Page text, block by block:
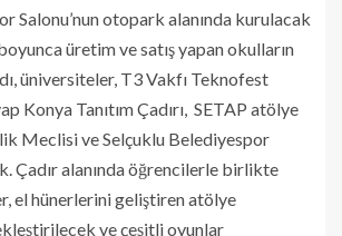
Salonu’nun otopark alanında kurulacak
üretim ve satış yapan okulların
üniversiteler, T3 Vakfı Teknofest
Konya Tanıtım Çadırı, SETAP atölye
Meclisi ve Selçuklu Belediyespor
Çadır alanında öğrencilerle birlikte
el hünerlerini geliştiren atölye
ve çeşitli oyunlar